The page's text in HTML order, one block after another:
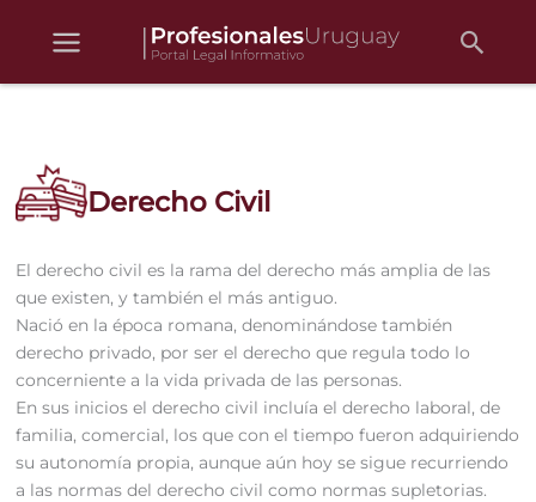
Derecho Civil
El derecho civil es la rama del derecho más amplia de las
que existen, y también el más antiguo.
Nació en la época romana, denominándose también
derecho privado, por ser el derecho que regula todo lo
concerniente a la vida privada de las personas.
En sus inicios el derecho civil incluía el derecho laboral, de
familia, comercial, los que con el tiempo fueron adquiriendo
su autonomía propia, aunque aún hoy se sigue recurriendo
a las normas del derecho civil como normas supletorias.